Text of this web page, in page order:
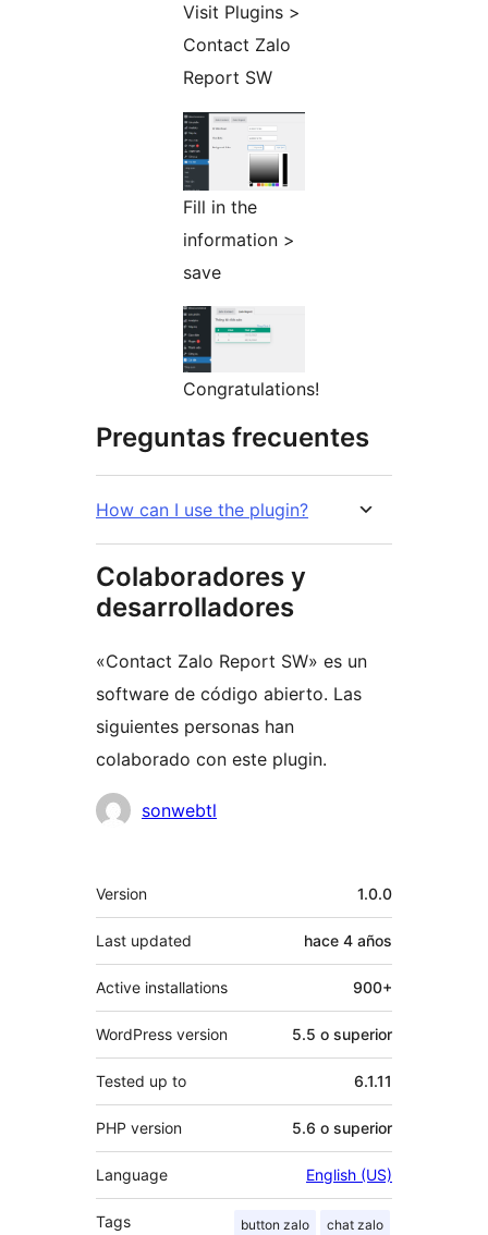
Visit Plugins >
Contact Zalo
Report SW
Fill in the
information >
save
Congratulations!
Preguntas frecuentes
How can I use the plugin?
Colaboradores y
desarrolladores
«Contact Zalo Report SW» es un
software de código abierto. Las
siguientes personas han
colaborado con este plugin.
Colaboradores
sonwebtl
Meta
Version 1.0.0
Last updated hace 4 años
Active installations 900+
WordPress version 5.5 o superior
Tested up to 6.1.11
PHP version 5.6 o superior
Language English (US)
Tags button zalo chat zalo